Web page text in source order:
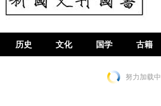
历史 文化 国学 古籍
努力加载